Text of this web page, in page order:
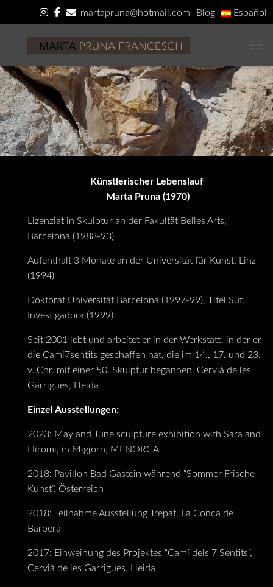
martapruna@hotmail.com Blog Español
Català Deutsch
C.V
Künstlerischer Lebenslauf
Marta Pruna (1970)
Lizenziat in Skulptur an der Fakultät Belles Arts,
Barcelona (1988-93)
Aufenthalt 3 Monate an der Universität für Kunst, Linz
(1994)
Doktorat Universität Barcelona (1997-99), Titel Suf.
Investigadora (1999)
Seit 2001 lebt und arbeitet er in der Werkstatt, in der er
die Cami7sentits geschaffen hat, die im 14., 17. und 23.
v. Chr. mit einer 50. Skulptur begannen. Cervià de les
Garrigues, Lleida
Einzel Ausstellungen:
2023: May and June sculpture exhibition with Sara and
Hiromi, in Migjorn, MENORCA
2018: Pavillon Bad Gastein während “Sommer Frische
Kunst”, Österreich
2018: Teilnahme Ausstellung Trepat, La Conca de
Barberà
2017: Einweihung des Projektes “Camí dels 7 Sentits”,
Cervià de les Garrigues, Lleida